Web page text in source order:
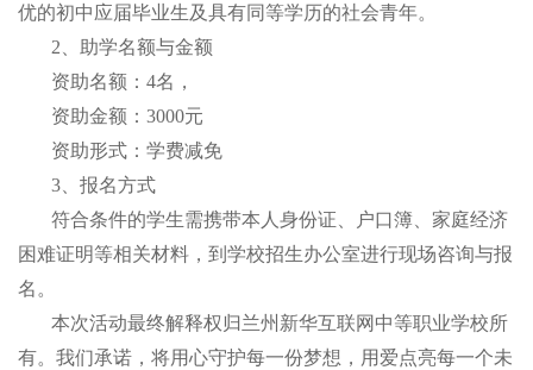
优的初中应届毕业生及具有同等学历的社会青年。
2、助学名额与金额
资助名额：4名，
资助金额：3000元
资助形式：学费减免
3、报名方式
符合条件的学生需携带本人身份证、户口簿、家庭经济
困难证明等相关材料，到学校招生办公室进行现场咨询与报
名。
本次活动最终解释权归兰州新华互联网中等职业学校所
有。我们承诺，将用心守护每一份梦想，用爱点亮每一个未